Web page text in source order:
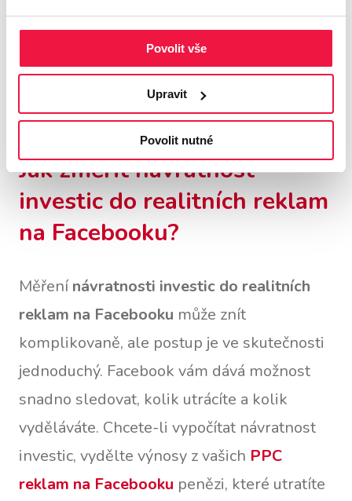
Povolit vše
Upravit
Povolit nutné
zákazníci jsou zde mezi nimi. Musíte jen
vytvořit správný obsah, abyste je dokázali
oslovit!
Jak změřit návratnost
investic do realitních reklam
na Facebooku?
Měření návratnosti investic do realitních
reklam na Facebooku může znít
komplikovaně, ale postup je ve skutečnosti
jednoduchý. Facebook vám dává možnost
snadno sledovat, kolik utrácíte a kolik
vyděláváte. Chcete-li vypočítat návratnost
investic, vydělte výnosy z vašich PPC
reklam na Facebooku penězi, které utratíte